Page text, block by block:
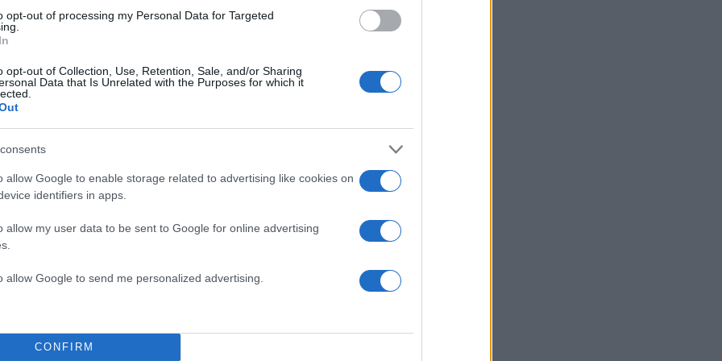
opt-out of processing my Personal Data for Targeted
opt-out of Collection, Use, Retention, Sale, and/or Sharing
Data that Is Unrelated with the Purposes for which it
allow Google to enable storage related to advertising like cookies on
identifiers in apps.
allow my user data to be sent to Google for online advertising
allow Google to send me personalized advertising.
CONFIRM
Σχολίασε εδώ
50 /50
Υποβολή σχολίου